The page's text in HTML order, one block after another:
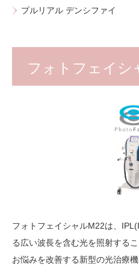
プルリアル デンシファイ
フォトフェイ
フォトフェイシャルM22は、
る広い波長を含む光を照射する
お悩みを改善する新型の光治療機